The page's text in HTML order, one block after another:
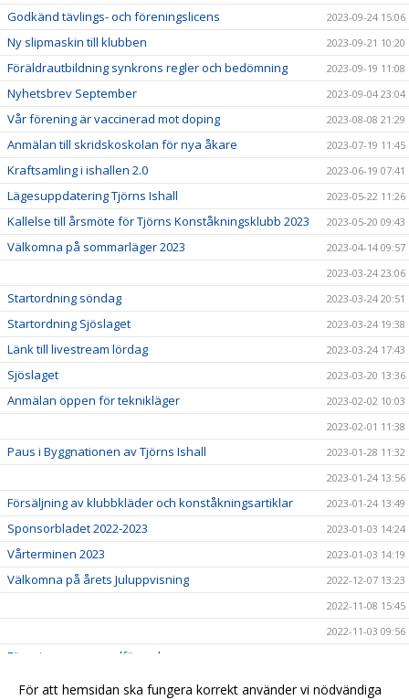
Godkänd tävlings- och föreningslicens 2023-09-24 15:06
Ny slipmaskin till klubben 2023-09-21 10:20
Föräldrautbildning synkrons regler och bedömning 2023-09-19 11:08
Nyhetsbrev September 2023-09-04 23:04
Vår förening är vaccinerad mot doping 2023-08-08 21:29
Anmälan till skridskoskolan för nya åkare 2023-07-19 11:45
Kraftsamling i ishallen 2.0 2023-06-19 07:41
Lägesuppdatering Tjörns Ishall 2023-05-22 11:26
Kallelse till årsmöte för Tjörns Konståkningsklubb 2023 2023-05-20 09:43
Välkomna på sommarläger 2023
2023-04-14 09:57
2023-03-24 23:06
Startordning söndag 2023-03-24 20:51
Startordning Sjöslaget 2023-03-24 19:38
Länk till livestream lördag 2023-03-24 17:43
Sjöslaget 2023-03-20 13:36
Anmälan öppen för teknikläger
2023-02-02 10:03
2023-02-01 11:38
Paus i Byggnationen av Tjörns Ishall
2023-01-28 11:32
2023-01-24 13:56
Försäljning av klubbkläder och konståkningsartiklar 2023-01-24 13:49
Sponsorbladet 2022-2023 2023-01-03 14:24
Vårterminen 2023 2023-01-03 14:19
Välkomna på årets Juluppvisning
2022-12-07 13:23
2022-11-08 15:45
2022-11-03 09:56
Föreningens nya ordförande
Kallelse till årsmöte 2022-06-15 16:42
För att hemsidan ska fungera korrekt använder vi nödvändiga